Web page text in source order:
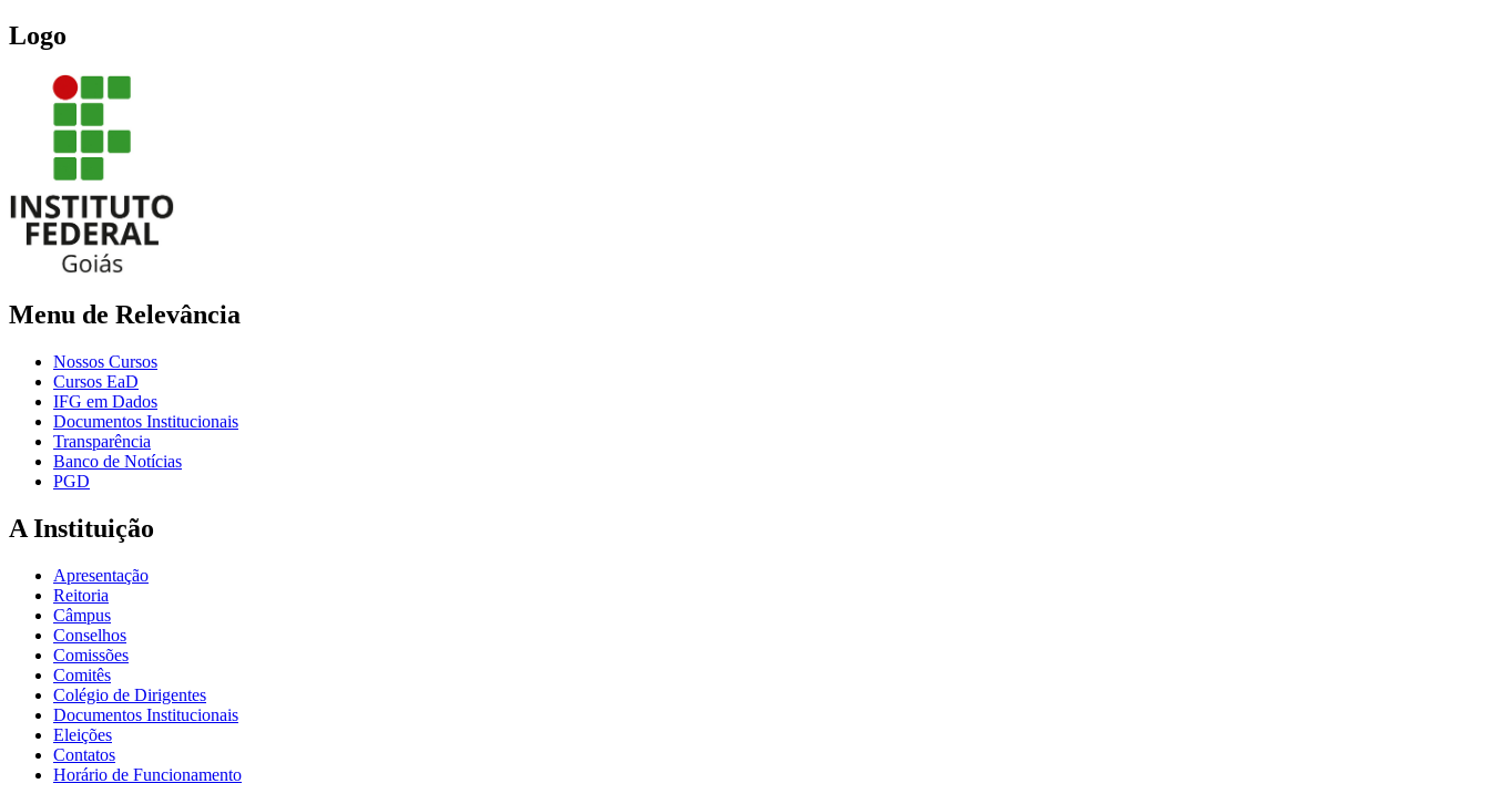
Logo
Menu de Relevância
Nossos Cursos
Cursos EaD
IFG em Dados
Documentos Institucionais
Transparência
Banco de Notícias
PGD
A Instituição
Apresentação
Reitoria
Câmpus
Conselhos
Comissões
Comitês
Colégio de Dirigentes
Documentos Institucionais
Eleições
Contatos
Horário de Funcionamento